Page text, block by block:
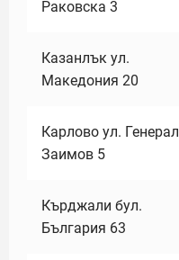
Раковска 3
Казанлък ул.
Македония 20
Карлово ул. Генерал
Заимов 5
Кърджали бул.
България 63